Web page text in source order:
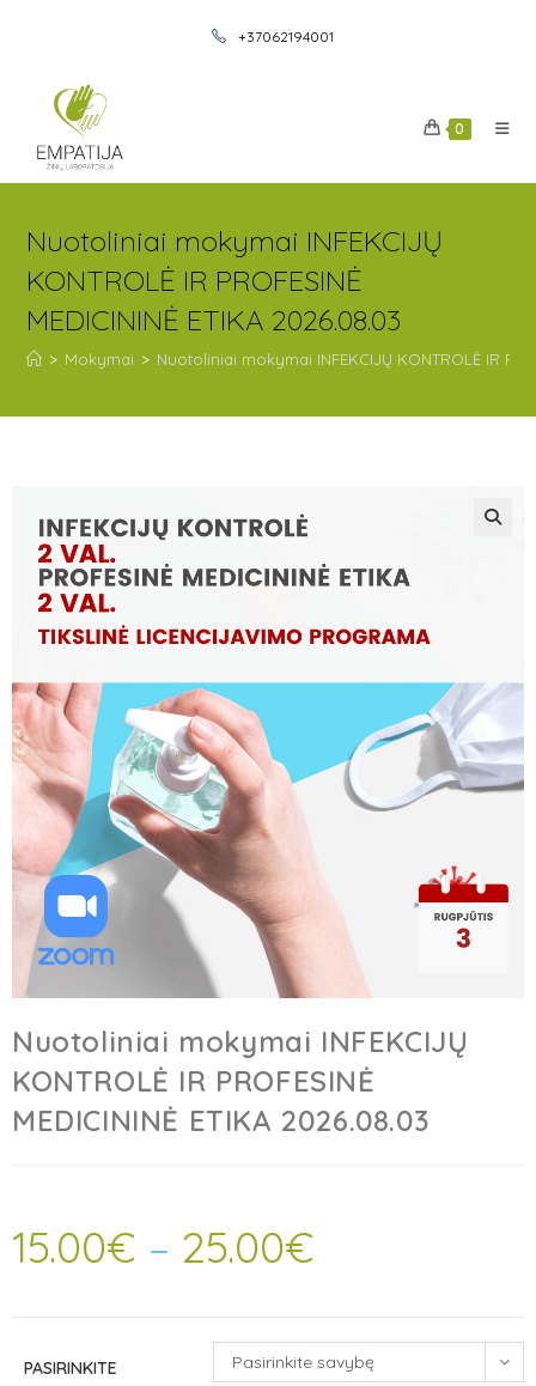
+37062194001
0
Nuotoliniai mokymai INFEKCIJŲ
KONTROLĖ IR PROFESINĖ
MEDICININĖ ETIKA 2026.08.03
> Mokymai > Nuotoliniai mokymai INFEKCIJŲ KONTROLĖ IR
Nuotoliniai mokymai INFEKCIJŲ
KONTROLĖ IR PROFESINĖ
MEDICININĖ ETIKA 2026.08.03
15.00€ – 25.00€
PASIRINKITE
Pasirinkite savybę